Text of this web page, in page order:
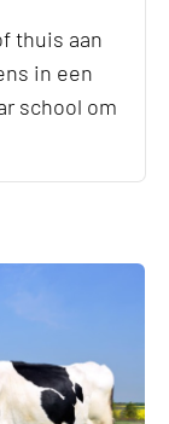
thuis aan
in een
school om